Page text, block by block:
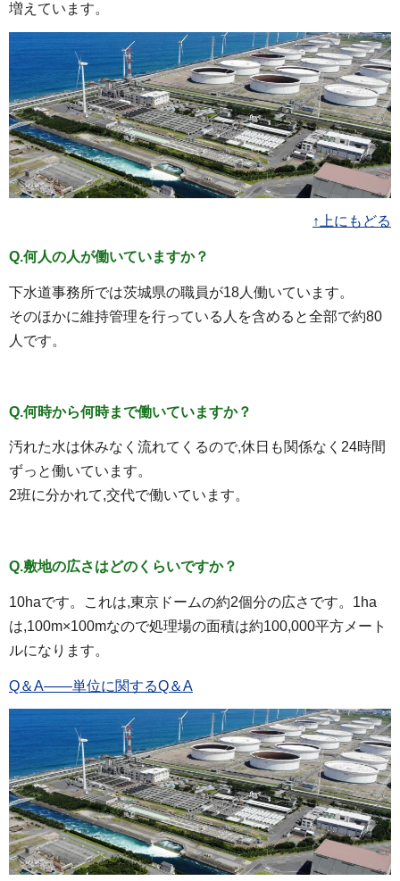
増えています。
↑上にもどる
Q.何人の人が働いていますか？
下水道事務所では茨城県の職員が18人働いています。
そのほかに維持管理を行っている人を含めると全部で約80
人です。
Q.何時から何時まで働いていますか？
汚れた水は休みなく流れてくるので,休日も関係なく24時間
ずっと働いています。
2班に分かれて,交代で働いています。
Q.敷地の広さはどのくらいですか？
10haです。これは,東京ドームの約2個分の広さです。1ha
は,100m×100mなので処理場の面積は約100,000平方メート
ルになります。
Q＆A――単位に関するQ＆A